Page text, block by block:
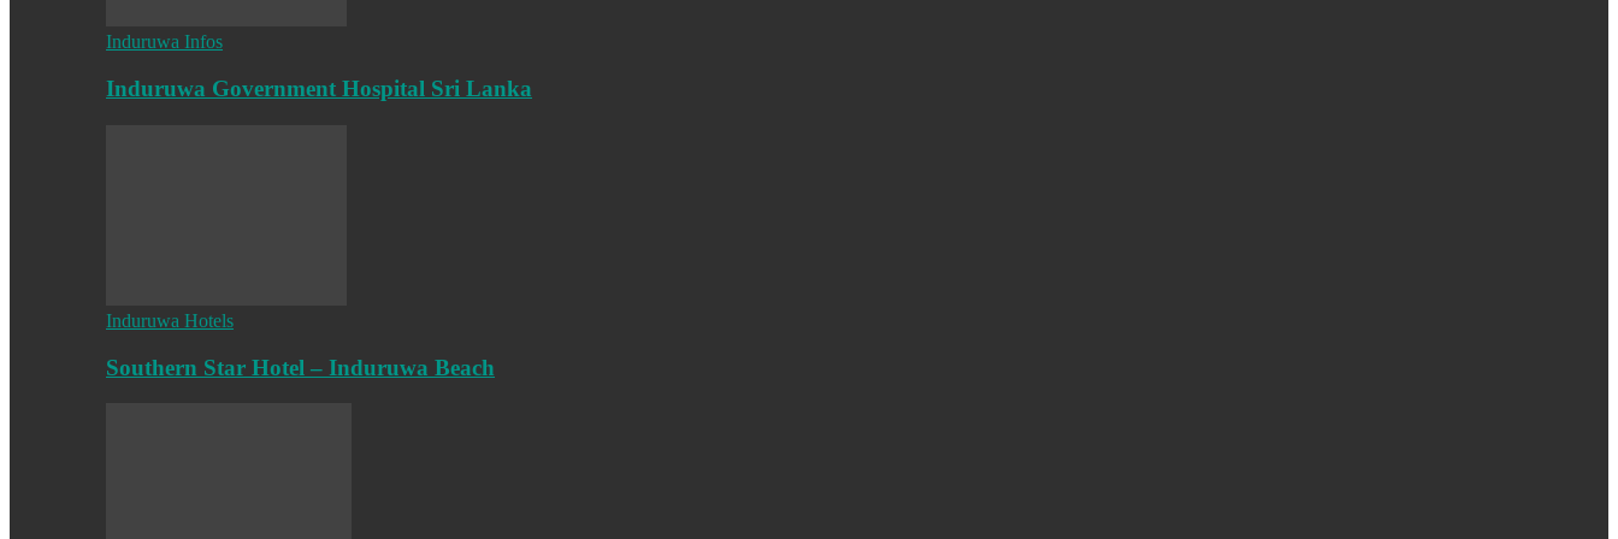
Induruwa Infos
Induruwa Government Hospital Sri Lanka
Induruwa Hotels
Southern Star Hotel – Induruwa Beach